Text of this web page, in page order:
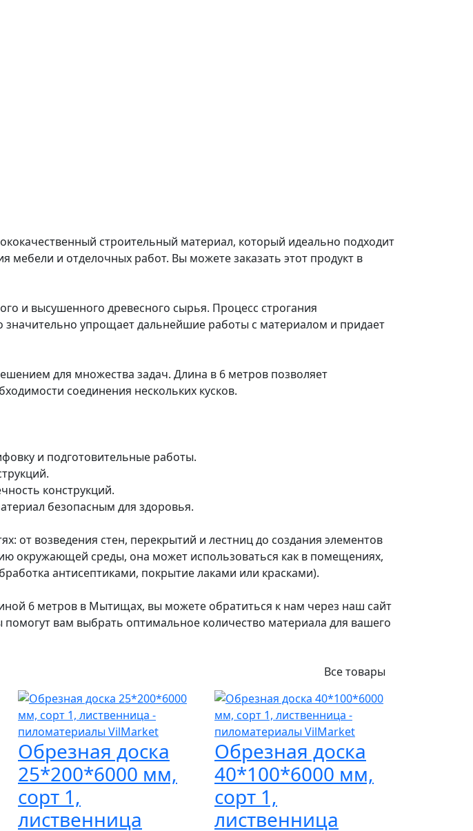
строительный материал, который идеально подходит
мебели и отделочных работ. Вы можете заказать этот продукт в
и высушенного древесного сырья. Процесс строгания
значительно упрощает дальнейшие работы с материалом и придает
для множества задач. Длина в 6 метров позволяет
соединения нескольких кусков.
и подготовительные работы.
конструкций.
безопасным для здоровья.
от возведения стен, перекрытий и лестниц до создания элементов
окружающей среды, она может использоваться как в помещениях,
антисептиками, покрытие лаками или красками).
6 метров в Мытищах, вы можете обратиться к нам через наш сайт
вам выбрать оптимальное количество материала для вашего
Все товары
Обрезная доска
25*200*6000 мм,
сорт 1,
лиственница
Обрезная доска
40*100*6000 мм,
сорт 1,
лиственница